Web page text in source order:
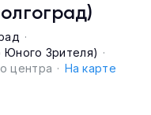
·
Зрителя) ·
центра · На карте